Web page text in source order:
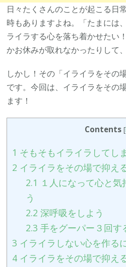
日々たくさんのことが起こる日
時もありますよね。「たまには
ライラする心を落ち着かせたい
かお休みが取れなかったりして
しかし！その「イライラをその
です。今回は、イライラをその
ます！
Contents [
1 そもそもイライラしてし
2 イライラをその場で抑え
2.1 １人になって心と
う
2.2 深呼吸をしよう
2.3 手をグーパー３回す
3 イライラしない心を作る
4 イライラをその場で抑え